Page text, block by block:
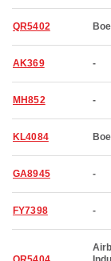
QR5402
AK369 -
MH852 -
KL4084
GA8945 -
FY7398 -